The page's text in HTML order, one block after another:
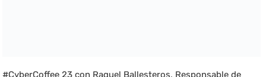
#CyberCoffee 23 con Raquel Ballesteros, Responsable de